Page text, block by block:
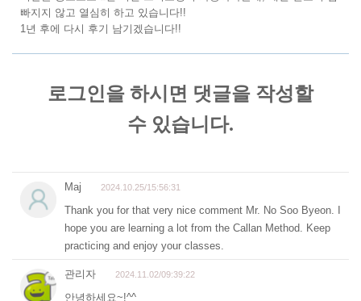
빠지지 않고 열심히 하고 있습니다!!
1년 후에 다시 후기 남기겠습니다!!